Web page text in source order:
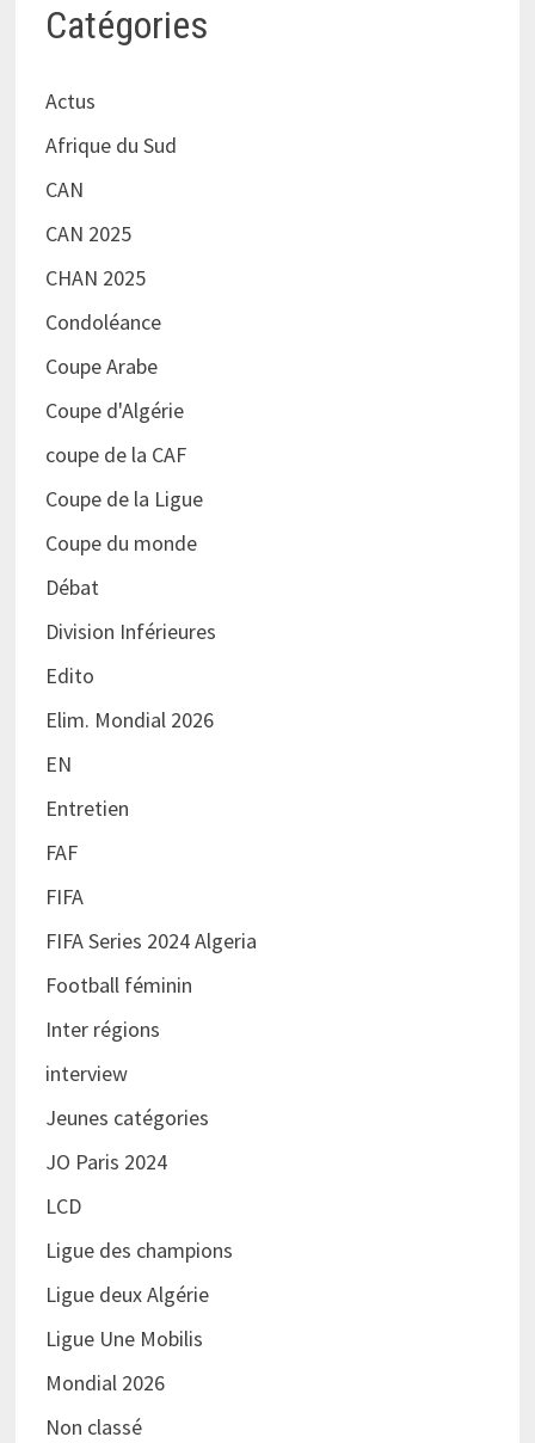
Catégories
Actus
Afrique du Sud
CAN
CAN 2025
CHAN 2025
Condoléance
Coupe Arabe
Coupe d'Algérie
coupe de la CAF
Coupe de la Ligue
Coupe du monde
Débat
Division Inférieures
Edito
Elim. Mondial 2026
EN
Entretien
FAF
FIFA
FIFA Series 2024 Algeria
Football féminin
Inter régions
interview
Jeunes catégories
JO Paris 2024
LCD
Ligue des champions
Ligue deux Algérie
Ligue Une Mobilis
Mondial 2026
Non classé